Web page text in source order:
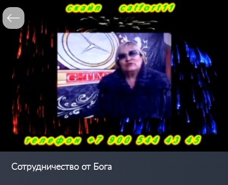
Сотрудничество от Бога